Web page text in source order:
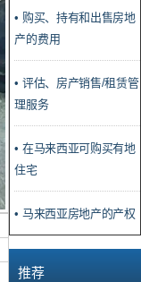
• 购买、持有和出售房地
产的费用
• 评估、房产销售/租赁管
理服务
• 在马来西亚可购买有地
住宅
• 马来西亚房地产的产权
推荐